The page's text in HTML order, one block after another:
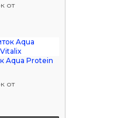
от
Aqua Protein
от